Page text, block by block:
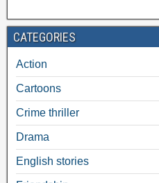
CATEGORIES
Action
Cartoons
Crime thriller
Drama
English stories